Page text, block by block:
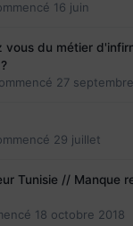
16 juin
vous du métier
27
29 juillet
Tunisie // Manque
18 octobre 2018